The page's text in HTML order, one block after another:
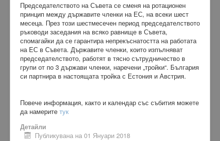
Председателството на Съвета се сменя на ротационен
принцип между държавите членки на ЕС, на всеки шест
месеца. През този шестмесечен период председателството
ръководи заседания на всяко равнище в Съвета,
спомагайки да се гарантира непрекъснатостта на работата
на ЕС в Съвета. Държавите членки, които изпълняват
председателството, работят в тясно сътрудничество в
групи от по 3 държави членки, наречени „тройки“. България
си партнира в настоящата тройка с Естония и Австрия.
Повече информация, както и календар със събития можете
да намерите тук
Детайли
Публикувана на 01 Януари 2018